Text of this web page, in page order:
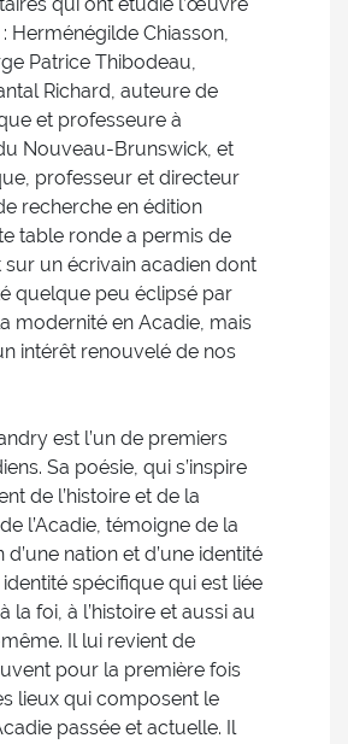
Herménégilde Chiasson,
Patrice Thibodeau,
Richard, auteure de
et professeure à
Nouveau-Brunswick, et
professeur et directeur
recherche en édition
table ronde a permis de
sur un écrivain acadien dont
quelque peu éclipsé par
modernité en Acadie, mais
intérêt renouvelé de nos
est l’un de premiers
Sa poésie, qui s’inspire
de l’histoire et de la
l’Acadie, témoigne de la
nation et d’une identité
spécifique qui est liée
la foi, à l’histoire et aussi au
Il lui revient de
pour la première fois
lieux qui composent le
passée et actuelle. Il